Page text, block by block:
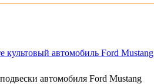
культовый автомобиль Ford Mustang
автомобиля Ford Mustang